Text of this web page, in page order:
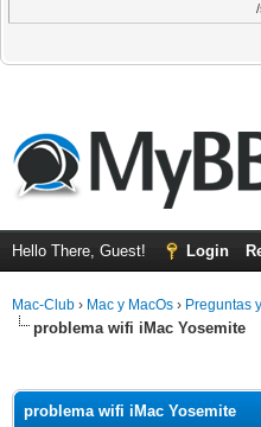
Hello There, Guest! Login
Mac-Club › Mac y MacOs › Preguntas
problema wifi iMac Yosemite
problema wifi iMac Yosemite